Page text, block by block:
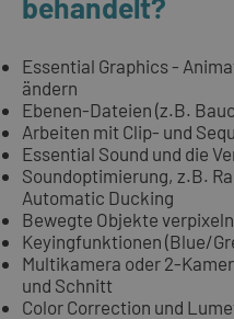
Essential Graphics -
ändern
Ebenen-Dateien (z.B.
Arbeiten mit Clip- und
Essential Sound und die
Soundoptimierung, z.B.
Automatic Ducking
Bewegte Objekte
Keyingfunktionen (Blue/
Multikamera oder 2-
und Schnitt
Color Correction und